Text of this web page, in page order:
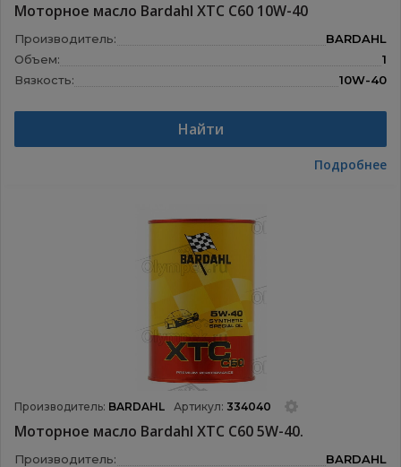
Моторное масло Bardahl XTC C60 10W-40
Производитель:
BARDAHL
Объем:
1
Вязкость:
10W-40
Найти
Подробнее
Производитель: BARDAHL Артикул: 334040
Моторное масло Bardahl XTC C60 5W-40.
Производитель:
BARDAHL